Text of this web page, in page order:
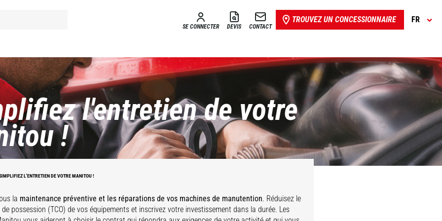
SE CONNECTER DEVIS CONTACT
TROUVEZ UN CONCESSIONNAIRE FR
l'entretien de votre
!
L'ENTRETIEN DE VOTRE MANITOU !
la maintenance préventive et les réparations de vos machines de manutention. Réduisez le
possession (TCO) de vos équipements et inscrivez votre investissement dans la durée. Les